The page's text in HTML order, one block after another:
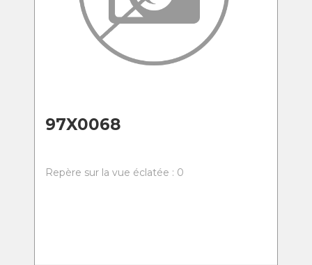
97X0068
Repère sur la vue éclatée : 0